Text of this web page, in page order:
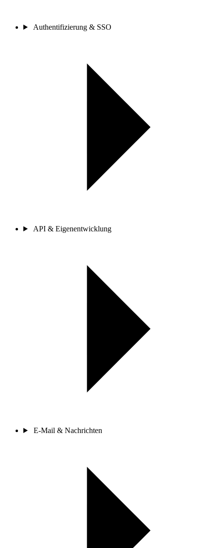
Authentifizierung & SSO
API & Eigenentwicklung
E-Mail & Nachrichten